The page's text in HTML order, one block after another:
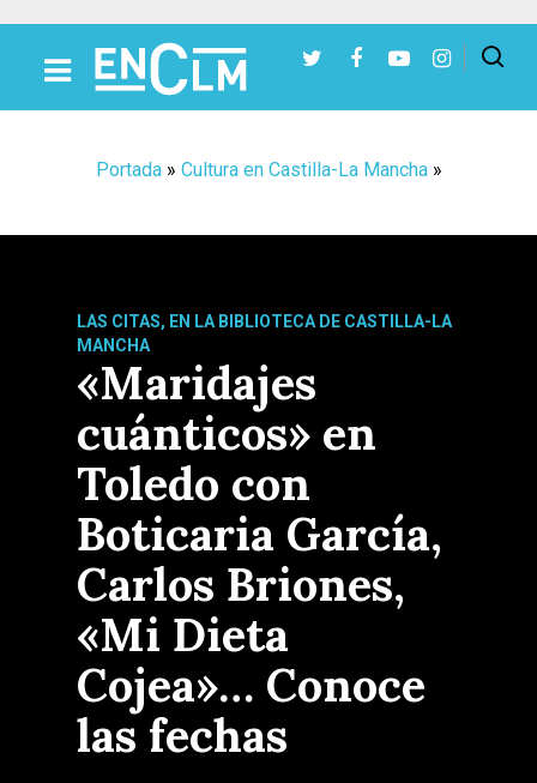
Portada» Cultura en Castilla-La Mancha»
LAS CITAS, EN LA BIBLIOTECA DE CASTILLA-LA
MANCHA
«Maridajes
cuánticos» en
Toledo con
Boticaria García,
Carlos Briones,
«Mi Dieta
Cojea»… Conoce
las fechas